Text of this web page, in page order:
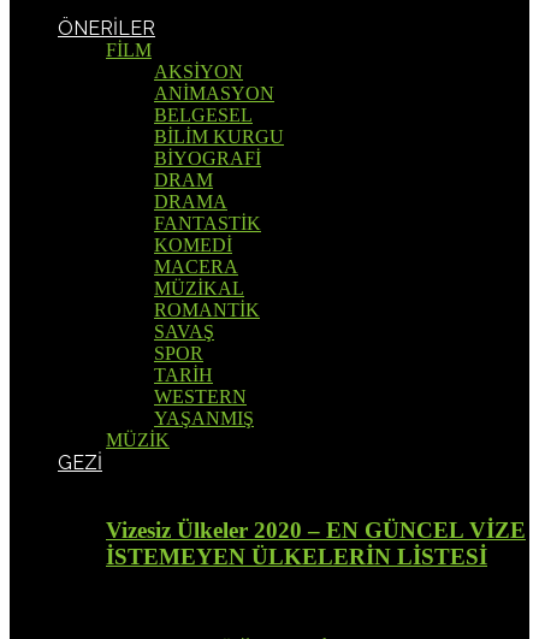
ÖNERİLER
FİLM
AKSİYON
ANİMASYON
BELGESEL
BİLİM KURGU
BİYOGRAFİ
DRAM
DRAMA
FANTASTİK
KOMEDİ
MACERA
MÜZİKAL
ROMANTİK
SAVAŞ
SPOR
TARİH
WESTERN
YAŞANMIŞ
MÜZİK
GEZİ
Vizesiz Ülkeler 2020 – EN GÜNCEL VİZE
İSTEMEYEN ÜLKELERİN LİSTESİ